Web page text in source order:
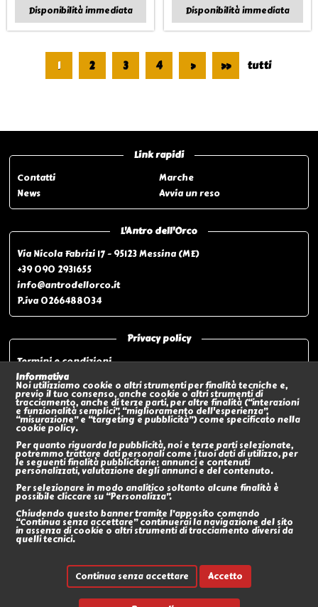
Disponibilità immediata Disponibilità immediata
1 2 3 4 > >> tutti
Link rapidi
Contatti
Marche
News
Avvia un reso
L'Antro dell'Orco
Via Nicola Fabrizi 17 - 95123 Messina (ME)
+39 090 2931655
info@antrodellorco.it
P.iva 0266488034
Privacy policy
Termini e condizioni
Privacy policy
Modalità di pagamento
Modalità di spedizione o Ritiro In negozio
Policy sui Resi
Eventi
Social
Informativa
Noi utilizziamo cookie o altri strumenti per finalità tecniche e,
previo il tuo consenso, anche cookie o altri strumenti di
tracciamento, anche di terze parti, per altre finalità (“interazioni
e funzionalità semplici”, “miglioramento dell'esperienza”,
“misurazione” e “targeting e pubblicità”) come specificato nella
cookie policy.
Per quanto riguarda la pubblicità, noi e terze parti selezionate,
potremmo trattare dati personali come i tuoi dati di utilizzo, per
le seguenti finalità pubblicitarie: annunci e contenuti
personalizzati, valutazione degli annunci e del contenuto.
Per selezionare in modo analitico soltanto alcune finalità è
possibile cliccare su “Personalizza”.
Chiudendo questo banner tramite l’apposito comando
“Continua senza accettare” continuerai la navigazione del sito
in assenza di cookie o altri strumenti di tracciamento diversi da
quelli tecnici.
Continua senza accettare Accetto